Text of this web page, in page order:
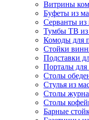
Витрины
Буфеты из
Серванты из
Тумбы ТВ из
Комоды для
Стойки
Подставки
Порталы для
Столы
Стулья из
Столы
Столы
Барные